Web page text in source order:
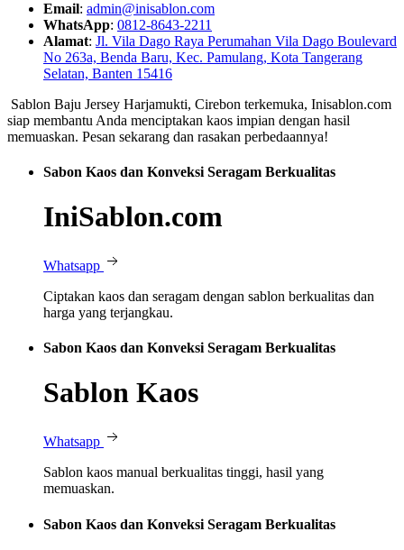
Email: admin@inisablon.com
WhatsApp: 0812-8643-2211
Alamat: Jl. Vila Dago Raya Perumahan Vila Dago Boulevard
No 263a, Benda Baru, Kec. Pamulang, Kota Tangerang
Selatan, Banten 15416
Sablon Baju Jersey Harjamukti, Cirebon terkemuka, Inisablon.com
siap membantu Anda menciptakan kaos impian dengan hasil
memuaskan. Pesan sekarang dan rasakan perbedaannya!
Sabon Kaos dan Konveksi Seragam Berkualitas
IniSablon.com
Whatsapp
Ciptakan kaos dan seragam dengan sablon berkualitas dan
harga yang terjangkau.
Sabon Kaos dan Konveksi Seragam Berkualitas
Sablon Kaos
Whatsapp
Sablon kaos manual berkualitas tinggi, hasil yang
memuaskan.
Sabon Kaos dan Konveksi Seragam Berkualitas